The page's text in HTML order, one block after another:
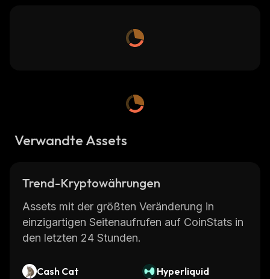
Verwandte Assets
Trend-Kryptowährungen
Assets mit der größten Veränderung in
einzigartigen Seitenaufrufen auf CoinStats in
den letzten 24 Stunden.
Cash Cat
Hyperliquid